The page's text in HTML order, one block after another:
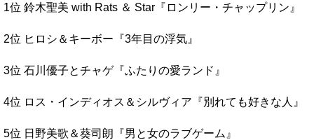
1位 鈴木聖美 with Rats ＆ Star『ロンリー・チャップリン』
2位 ヒロシ＆キーボー『3年目の浮気』
3位 石川優子とチャゲ『ふたりの愛ランド』
4位 ロス・インディオス＆シルヴィア『別れても好きな人』
5位 日野美歌＆葵司朗『男と女のラブゲーム』